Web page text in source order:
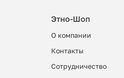
Этно-Шоп
О компании
Контакты
Сотрудничество